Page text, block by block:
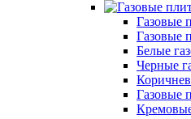
Газовые
Газовые
Белые
Черные
Газовые